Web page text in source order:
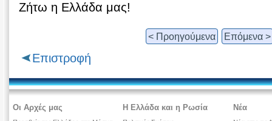
Ζήτω η Ελλάδα μας!
< Προηγούμενα Επόμενα >
Επιστροφή
Οι Αρχές μας Η Ελλάδα και η Ρωσία Νέα